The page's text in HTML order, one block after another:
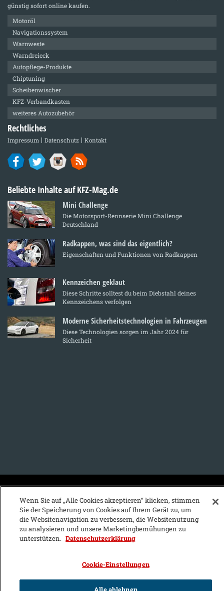
günstig sofort online kaufen.
Motoröl
Navigationssystem
Warnweste
Warndreieck
Autopflege-Produkte
Chiptuning
Scheibenwischer
KFZ-Verbandkasten
weiteres Autozubehör
Rechtliches
Impressum Datenschutz Kontakt
Beliebte Inhalte auf KFZ-Mag.de
Mini Challenge
Die Motorsport-Rennserie Mini Challenge
Deutschland
Radkappen, was sind das eigentlich?
Eigenschaften und Funktionen von Radkappen
Kennzeichen geklaut
Diese Schritte solltest du beim Diebstahl deines
Kennzeichens verfolgen
Moderne Sicherheitstechnologien in Fahrzeugen
Diese Technologien sorgen im Jahr 2024 für
Sicherheit
A B C D E F G H I
K
L M N O P Q R S
Wenn Sie auf „Alle Cookies akzeptieren“ klicken, stimmen
Sie der Speicherung von Cookies auf Ihrem Gerät zu, um
die Websitenavigation zu verbessern, die Websitenutzung
zu analysieren und unsere Marketingbemühungen zu
unterstützen. Datenschutzerklärung
Cookie-Einstellungen